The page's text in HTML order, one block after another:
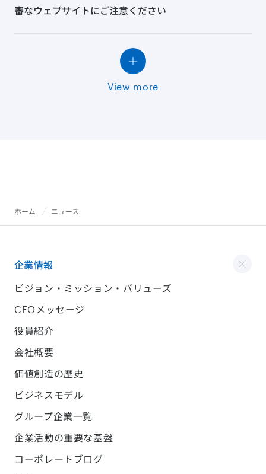
審なウェブサイトにご注意ください
View more
ホーム ニュース
企業情報
ビジョン・ミッション・バリューズ
CEOメッセージ
役員紹介
会社概要
価値創造の歴史
ビジネスモデル
グループ企業一覧
企業活動の重要な基盤
コーポレートブログ